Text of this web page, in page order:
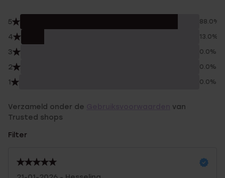
5 88.0%
4 13.0%
3 0.0%
2 0.0%
1 0.0%
Verzameld onder de
van
Trusted shops
Filter